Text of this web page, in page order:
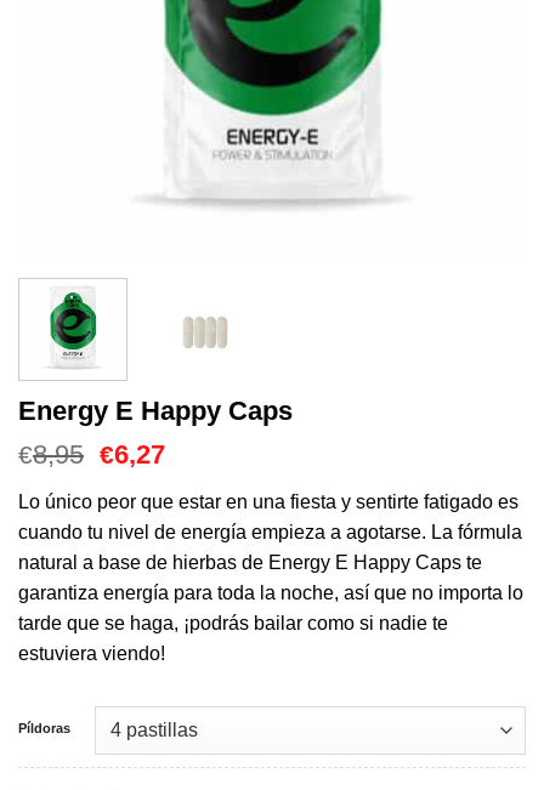
Energy E Happy Caps
€8,95 El
original
era:
€8,95.
€6,27El
actual
es:
€6,27.
Lo único peor que estar en una fiesta y sentirte fatigado es
cuando tu nivel de energía empieza a agotarse. La fórmula
natural a base de hierbas de Energy E Happy Caps te
garantiza energía para toda la noche, así que no importa lo
tarde que se haga, ¡podrás bailar como si nadie te
estuviera viendo!
Píldoras